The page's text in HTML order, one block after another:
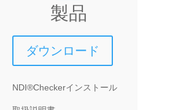
製品
ダウンロード
NDI®Checkerインストール